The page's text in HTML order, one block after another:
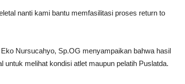
nanti kami bantu memfasilitasi proses return to
Nursucahyo, Sp.OG menyampaikan bahwa hasil
melihat kondisi atlet maupun pelatih Puslatda.